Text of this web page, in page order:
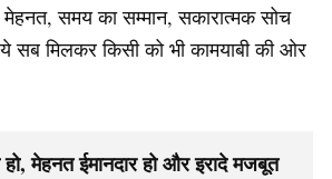
मेहनत, समय का सम्मान, सकारात्मक सोच
मिलकर किसी को भी कामयाबी की ओर
मेहनत ईमानदार हो और इरादे मजबूत